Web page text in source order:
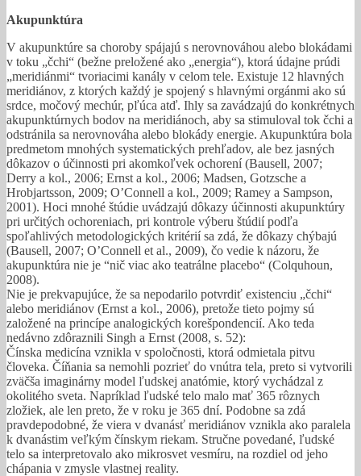
Akupunktúra
V akupunktúre sa choroby spájajú s nerovnováhou alebo blokádami
v toku „čchi“ (bežne preložené ako „energia“), ktorá údajne prúdi
„meridiánmi“ tvoriacimi kanály v celom tele. Existuje 12 hlavných
meridiánov, z ktorých každý je spojený s hlavnými orgánmi ako sú
srdce, močový mechúr, pľúca atď. Ihly sa zavádzajú do konkrétnych
akupunktúrnych bodov na meridiánoch, aby sa stimuloval tok čchi a
odstránila sa nerovnováha alebo blokády energie. Akupunktúra bola
predmetom mnohých systematických prehľadov, ale bez jasných
dôkazov o účinnosti pri akomkoľvek ochorení (Bausell, 2007;
Derry a kol., 2006; Ernst a kol., 2006; Madsen, Gotzsche a
Hrobjartsson, 2009; O’Connell a kol., 2009; Ramey a Sampson,
2001). Hoci mnohé štúdie uvádzajú dôkazy účinnosti akupunktúry
pri určitých ochoreniach, pri kontrole výberu štúdií podľa
spoľahlivých metodologických kritérií sa zdá, že dôkazy chýbajú
(Bausell, 2007; O’Connell et al., 2009), čo vedie k názoru, že
akupunktúra nie je “nič viac ako teatrálne placebo“ (Colquhoun,
2008).
Nie je prekvapujúce, že sa nepodarilo potvrdiť existenciu „čchi“
alebo meridiánov (Ernst a kol., 2006), pretože tieto pojmy sú
založené na princípe analogických korešpondencií. Ako teda
nedávno zdôraznili Singh a Ernst (2008, s. 52):
Čínska medicína vznikla v spoločnosti, ktorá odmietala pitvu
človeka. Číňania sa nemohli pozrieť do vnútra tela, preto si vytvorili
zväčša imaginárny model ľudskej anatómie, ktorý vychádzal z
okolitého sveta. Napríklad ľudské telo malo mať 365 rôznych
zložiek, ale len preto, že v roku je 365 dní. Podobne sa zdá
pravdepodobné, že viera v dvanásť meridiánov vznikla ako paralela
k dvanástim veľkým čínskym riekam. Stručne povedané, ľudské
telo sa interpretovalo ako mikrosvet vesmíru, na rozdiel od jeho
chápania v zmysle vlastnej reality.